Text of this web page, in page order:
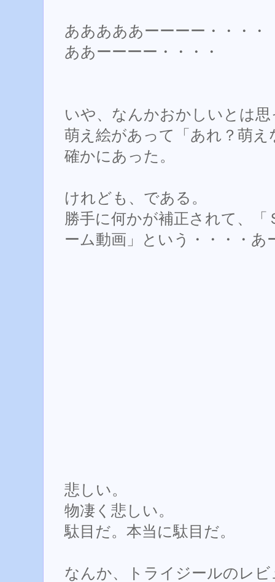
あああああーーーー・・・・
ああーーーー・・・・
いや、なんかおかしいとは思
萌え絵があって「あれ？萌
確かにあった。
けれども、である。
勝手に何かが補正されて、
ーム動画」という・・・・あ
悲しい。
物凄く悲しい。
駄目だ。本当に駄目だ。
なんか、トライジールのレ